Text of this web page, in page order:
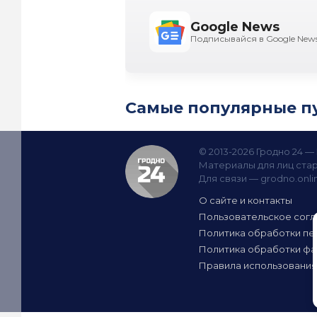
Google News
Подписывайся в Google
Самые популярные
© 2013-2026 Гродно 24
Материалы для лиц
Для связи —
О сайте и контакты
Пользовательское
Политика обработки
Политика обработки
Правила